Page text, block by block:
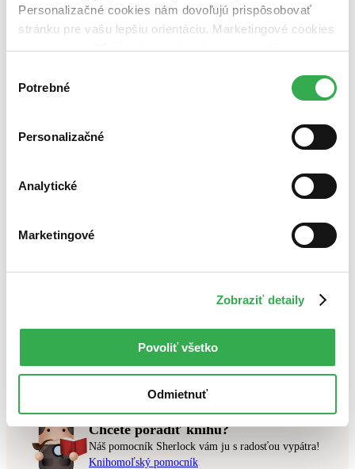
Personalizačné cookies nám dovoľujú prispôsobovať
stránku pre vašu lepšiu orientáciu. Marketingové cookies
nám zas umožňujú zobrazenie relevantnej reklamy.
nám pomohlo, keby sme mohli používať všetky tieto
súhlasu
Potrebné
Personalizačné
Analytické
Marketingové
Zobraziť detaily
Povoliť všetko
Odmietnuť
čítaná - výborný stav (0 titulov)čítaná - výborný stav
čítaná - mierne opotrebovaná (0 titulov)čítaná - mierne
opotrebovaná
čítané verzie vypredaných kníh (0 titulov)čítané verzie
Zoradiť
Novinky
Najvyššia zľava
Zrušiť filtre
Autor T. K. V. Desikacharna sklade
Skúste prosím zmeniť vyhľadávaný výraz.
Chcete poradiť knihu?
Náš pomocník Sherlock vám ju s radosťou vypátra!
Knihomoľský pomocník